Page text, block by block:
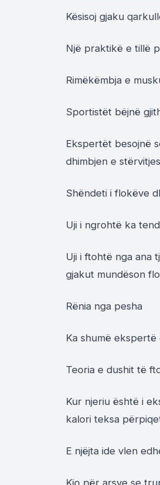
Kësisoj gjaku
Një praktikë e tillë
Rimëkëmbja e
Sportistët bëjnë
Ekspertët besojnë
dhimbjen e
Shëndeti i flokëve
Uji i ngrohtë ka
Uji i ftohtë nga ana
gjakut mundëson
Rënia nga pesha
Ka shumë
Teoria e dushit të
Kur njeriu është i
kalori teksa
E njëjta ide vlen